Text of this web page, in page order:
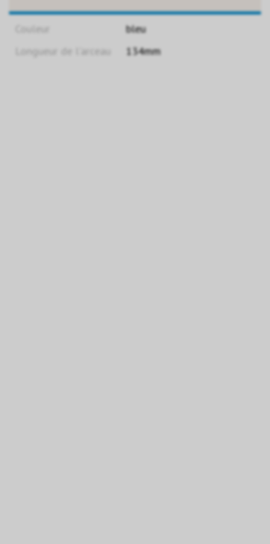
Couleur
bleu
Longueur de l'arceau
134mm